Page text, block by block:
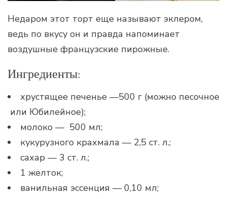
Недаром этот торт еще называют эклером,
ведь по вкусу он и правда напоминает
воздушные французские пирожные.
Ингредиенты:
хрустящее печенье —500 г (можно песочное
или Юбилейное);
молоко — 500 мл;
кукурузного крахмала — 2,5 ст. л.;
сахар — 3 ст. л.;
1 желток;
ванильная эссенция — 0,10 мл;